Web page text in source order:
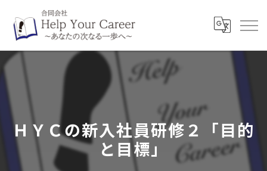
ＨＹＣの新入社員研修２「目的
と目標」